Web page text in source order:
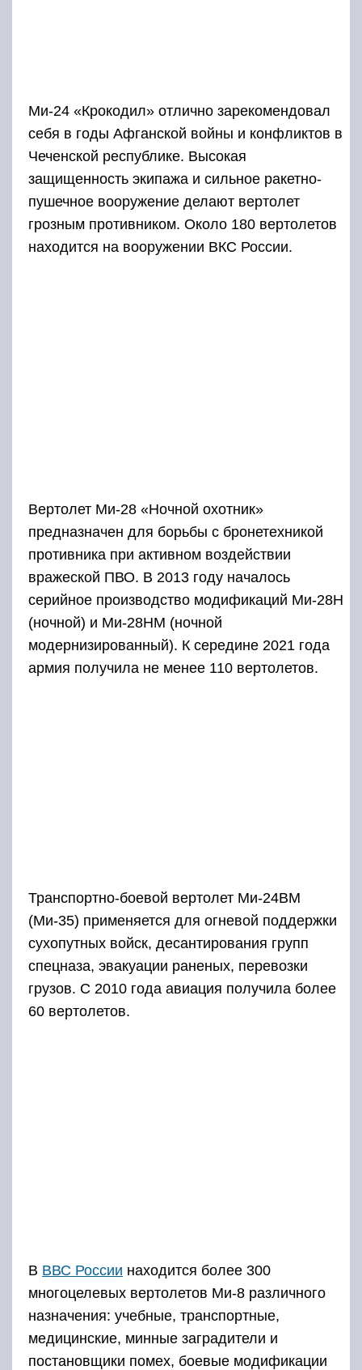
Ми-24 «Крокодил» отлично зарекомендовал
себя в годы Афганской войны и конфликтов в
Чеченской республике. Высокая
защищенность экипажа и сильное ракетно-
пушечное вооружение делают вертолет
грозным противником. Около 180 вертолетов
находится на вооружении ВКС России.
Вертолет Ми-28 «Ночной охотник»
предназначен для борьбы с бронетехникой
противника при активном воздействии
вражеской ПВО. В 2013 году началось
серийное производство модификаций Ми-28Н
(ночной) и Ми-28НМ (ночной
модернизированный). К середине 2021 года
армия получила не менее 110 вертолетов.
Транспортно-боевой вертолет Ми-24ВМ
(Ми-35) применяется для огневой поддержки
сухопутных войск, десантирования групп
спецназа, эвакуации раненых, перевозки
грузов. С 2010 года авиация получила более
60 вертолетов.
В ВВС России находится более 300
многоцелевых вертолетов Ми-8 различного
назначения: учебные, транспортные,
медицинские, минные заградители и
постановщики помех, боевые модификации